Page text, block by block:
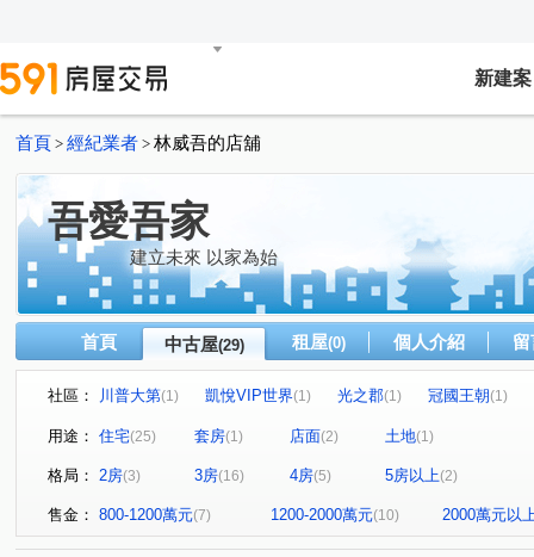
新建案
首頁 > 經紀業者 > 林威吾的店舖
吾愛吾家
建立未來 以家為始
首頁 中古屋(29) 租屋(0) 個人介紹
社區： 川普大第(1) 凱悅VIP世界(1) 光之郡(1) 冠國王朝(1)
情定水蓮八期 (1) 惠宇宇山鄰 元城文學苑
佳茂中山會館
(1) 水沐青華(1) 聚佳捷作(1) 大通街
九龍街(1) 北屯路 太原路三段(1) 人和路(1)
潭富
松竹五路二段(1) 雅潭路四段(1) 軍福七路(1) 舊社巷(1)
用途： 住宅(25) 套房(1) 店面(2) 土地(1)
格局： 2房(3) 3房(16) 4房(5) 5房以上(2)
售金： 800-1200萬元(7) 1200-2000萬元(10) 2000萬元以